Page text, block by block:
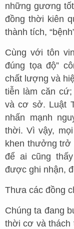
những gương
đồng thời kiên
thành tích,
Cùng với tôn
đúng tọa độ”
chất lượng và
tiễn làm căn
và cơ sở. Luật
nhấn mạnh
thời. Vì vậy,
khen thưởng trở
để ai cũng
được ghi nhận,
Thưa các đồng
Chúng ta đang
thời cơ và thách